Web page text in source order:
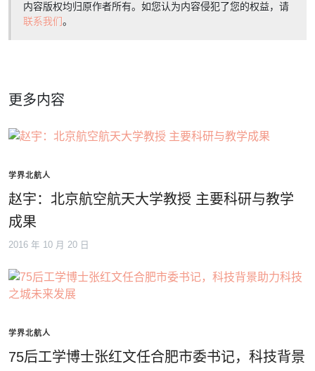
内容版权均归原作者所有。如您认为内容侵犯了您的权益，请
联系我们。
更多内容
学界北航人
赵宇：北京航空航天大学教授 主要科研与教学
成果
2016 年 10 月 20 日
学界北航人
75后工学博士张红文任合肥市委书记，科技背景